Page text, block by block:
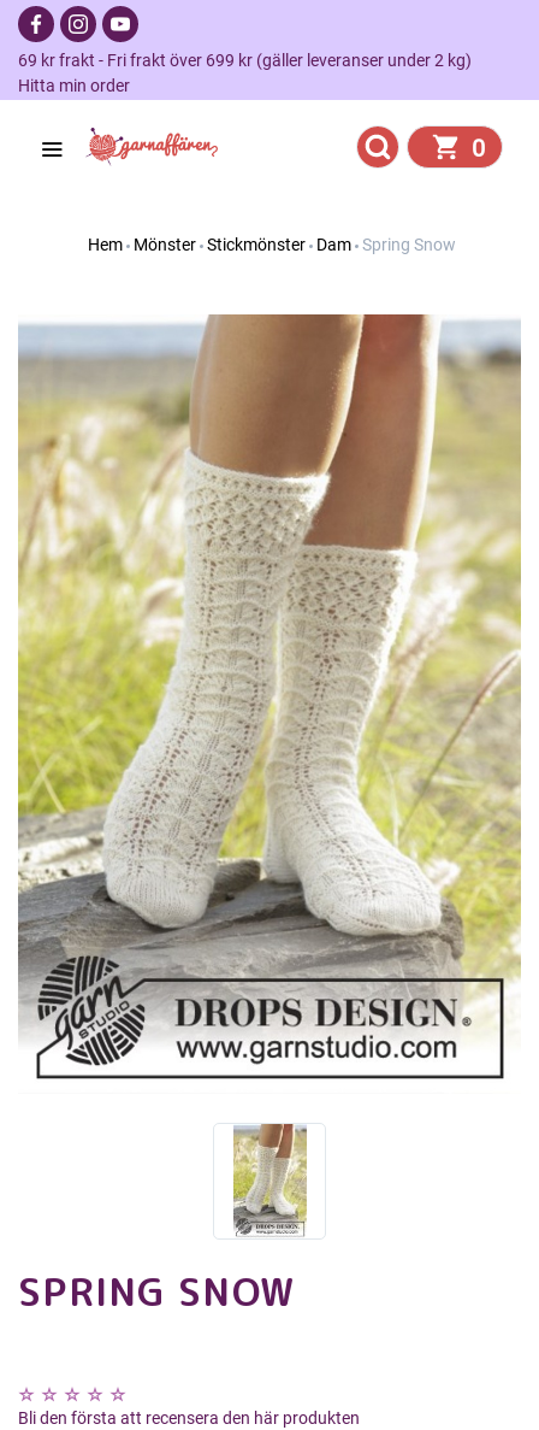
69 kr frakt - Fri frakt över 699 kr (gäller leveranser under 2 kg)
Hitta min order
0
Hem Mönster Stickmönster Dam Spring Snow
SPRING SNOW
Bli den första att recensera den här produkten